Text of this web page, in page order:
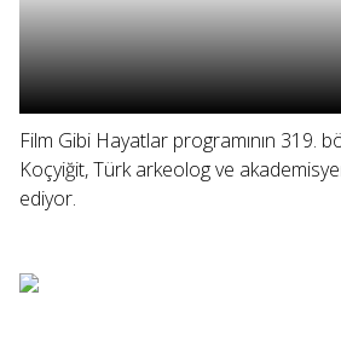
Film Gibi Hayatlar programının 319.
Koçyiğit, Türk arkeolog ve
ediyor.